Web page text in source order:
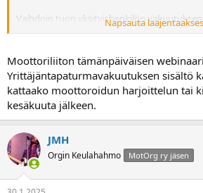
Vaihdoin tuon yksityishenkilön
laajaan vapaa-ajan tapaturmavakuutukseen
tuon takia kannattaisi porukan laittaa
pystyyn ja shopata itselleen vakuutus. Tuo
suurinpiirtein kaikki mahdolliset
laskettelun merkittyjen reittien ulkopuolella
Napsauta
Moottoriliiton tämänpäiväisen
Yrittäjäntapaturmavakuutuksen sisältö
kattaako moottoroidun harjoittelun tai
kesäkuuta jälkeen.
JMH
Orgin Keulahahmo MotOrg ry jäsen